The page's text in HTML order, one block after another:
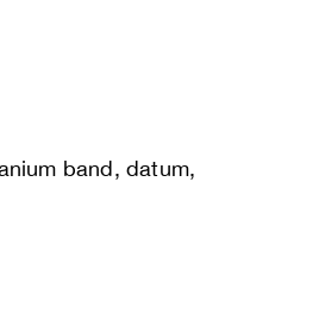
band, datum,